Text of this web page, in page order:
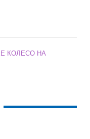
КОЛЕСО НА